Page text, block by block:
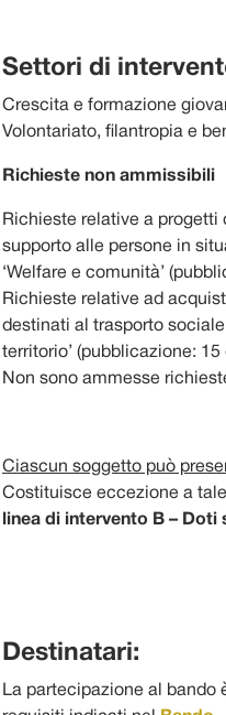
Settori di
Crescita e formazione
Volontariato, filantropia e
Richieste non ammissibili
Richieste relative a progetti
supporto alle persone in
‘Welfare e comunità’
Richieste relative ad
destinati al trasporto
territorio’ (pubblicazione:
Non sono ammesse
Ciascun soggetto può
Costituisce eccezione a
linea di intervento B – Doti
Destinatari:
La partecipazione al bando